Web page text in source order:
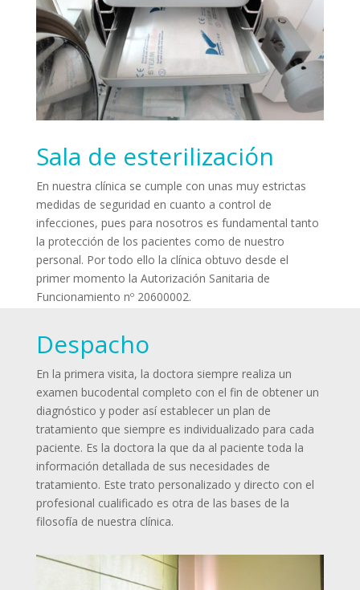
Sala de esterilización
En nuestra clínica se cumple con unas muy estrictas
medidas de seguridad en cuanto a control de
infecciones, pues para nosotros es fundamental tanto
la protección de los pacientes como de nuestro
personal. Por todo ello la clínica obtuvo desde el
primer momento la Autorización Sanitaria de
Funcionamiento nº 20600002.
Despacho
En la primera visita, la doctora siempre realiza un
examen bucodental completo con el fin de obtener un
diagnóstico y poder así establecer un plan de
tratamiento que siempre es individualizado para cada
paciente. Es la doctora la que da al paciente toda la
información detallada de sus necesidades de
tratamiento. Este trato personalizado y directo con el
profesional cualificado es otra de las bases de la
filosofía de nuestra clínica.